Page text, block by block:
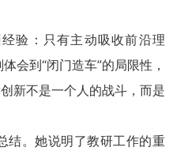
验：只有主动吸收前沿理
会到“闭门造车”的局限性，
新不是一个人的战斗，而是
结。她说明了教研工作的重